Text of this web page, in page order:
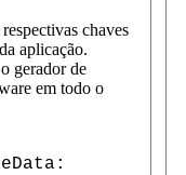
chaves
aplicação.
gerador de
em todo o